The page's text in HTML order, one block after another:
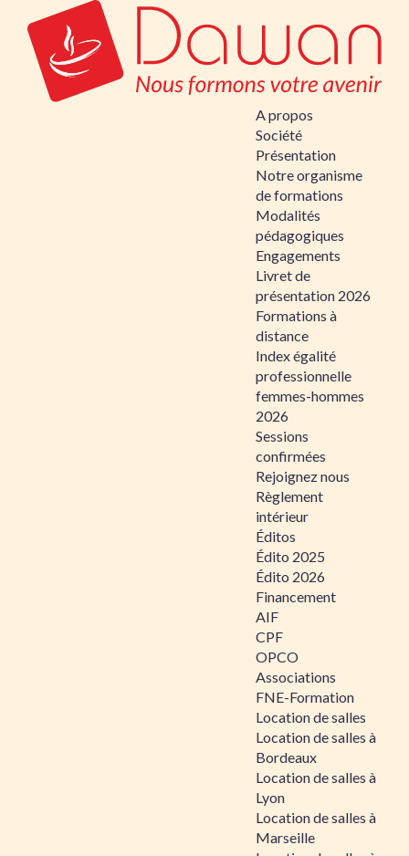
A propos
Société
Présentation
Notre organisme
de formations
Modalités
pédagogiques
Engagements
Livret de
présentation 2026
Formations à
distance
Index égalité
professionnelle
femmes-hommes
2026
Sessions
confirmées
Rejoignez nous
Règlement
intérieur
Éditos
Édito 2025
Édito 2026
Financement
AIF
CPF
OPCO
Associations
FNE-Formation
Location de salles
Location de salles à
Bordeaux
Location de salles à
Lyon
Location de salles à
Marseille